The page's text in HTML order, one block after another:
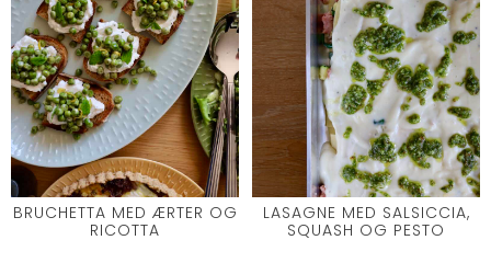
BRUCHETTA MED ÆRTER OG
RICOTTA
LASAGNE MED SALSICCIA,
SQUASH OG PESTO